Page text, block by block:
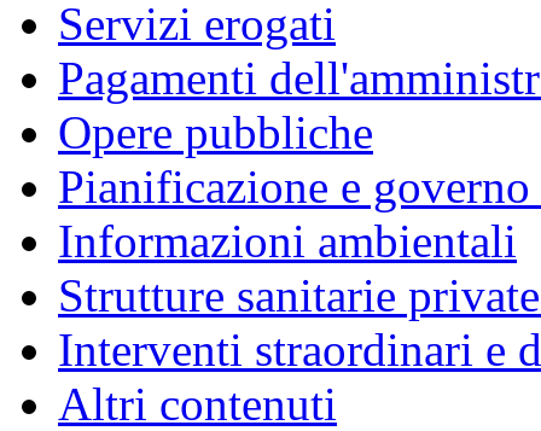
Servizi erogati
Pagamenti
Opere pubbliche
Pianificazione e
Informazioni ambientali
Strutture sanitarie
Interventi straordinari e
Altri contenuti